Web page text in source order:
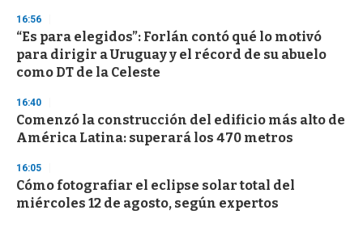
s
e
o
n
16:56
“Es para elegidos”: Forlán contó qué lo motivó
para dirigir a Uruguay y el récord de su abuelo
como DT de la Celeste
16:40
Comenzó la construcción del edificio más alto de
América Latina: superará los 470 metros
16:05
Cómo fotografiar el eclipse solar total del
miércoles 12 de agosto, según expertos